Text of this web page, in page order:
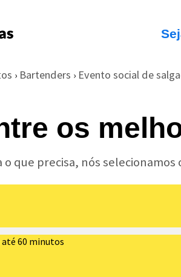
› Bartenders › Evento social de
os
o que precisa, nós
60 minutos